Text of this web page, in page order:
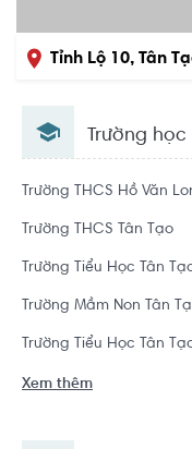
Tỉnh Lộ 10, Tân
Trường học
Trường THCS Hồ Văn
Trường THCS Tân Tạo
Trường Tiểu Học Tân
Trường Mầm Non Tân
Trường Tiểu Học Tân
Xem thêm